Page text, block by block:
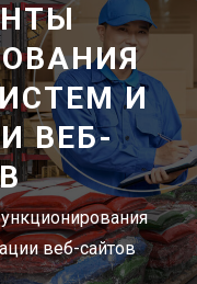
И
ВЕБ-
веб-сайтов